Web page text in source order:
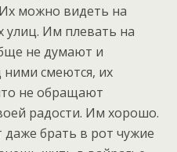
можно видеть на
улиц. Им плевать на
не думают и
ними смеются, их
не обращают
радости. Им хорошо.
брать в рот чужие